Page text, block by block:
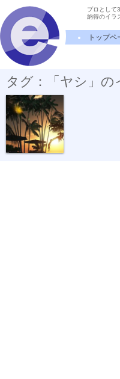
プロとして
納得のイラ
トップペ
タグ：「ヤシ」の
サンセット